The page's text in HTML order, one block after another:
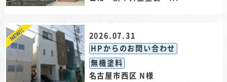
2026.07.31
HPからのお問い合わせ
無機塗料
名古屋市西区 N様